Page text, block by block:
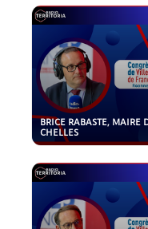
BRICE RABASTE, MAIRE
CHELLES